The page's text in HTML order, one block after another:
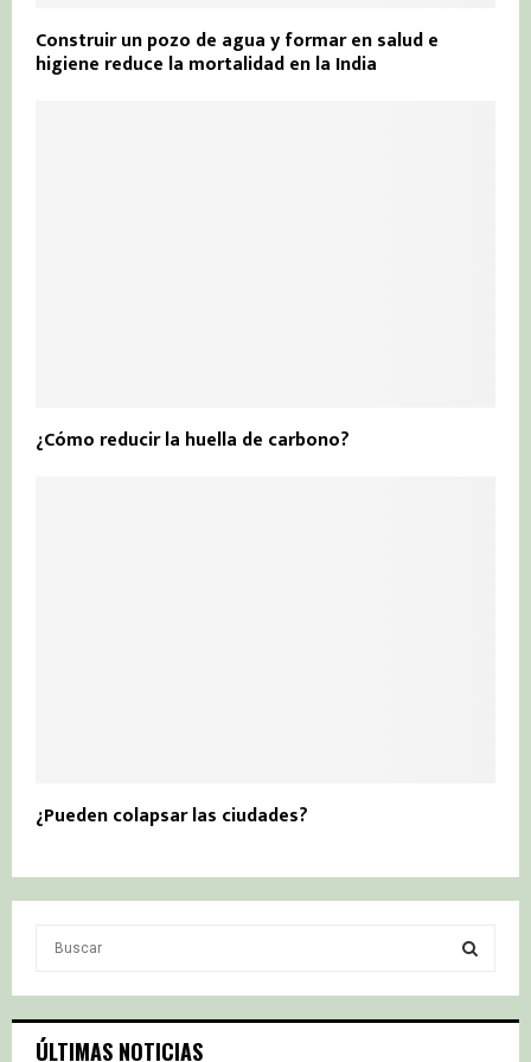
Construir un pozo de agua y formar en salud e
higiene reduce la mortalidad en la India
¿Cómo reducir la huella de carbono?
¿Pueden colapsar las ciudades?
c
S
ÚLTIMAS NOTICIAS